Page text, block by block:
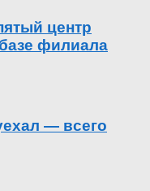
центр
филиала
— всего